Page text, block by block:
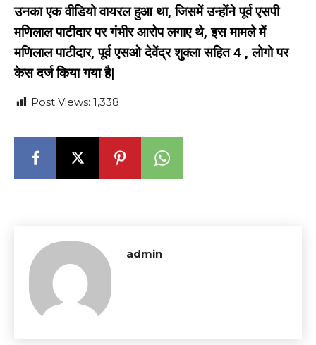
उनका एक वीडियो वायरल हुआ था, जिसमें उन्होंने पूर्व एसपी
मणिलाल पाटीदार पर गंभीर आरोप लगाए थे, इस मामले में
मणिलाल पाटीदार, पूर्व एसओ देवेंद्र शुक्ला सहित 4 , लोगो पर
केस दर्ज किया गया है|
Post Views: 1,338
admin